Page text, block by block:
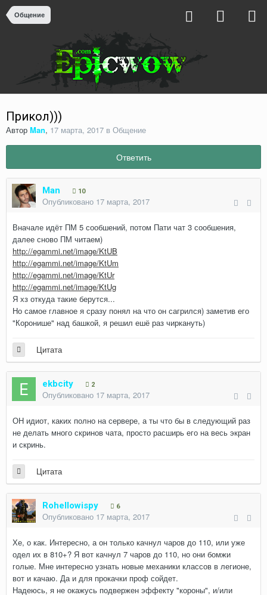
Общение
Прикол)))
Автор Man, 17 марта, 2017 в Общение
Ответить
Man 10
Опубликовано 17 марта, 2017
Вначале идёт ПМ 5 сообшений, потом Пати чат 3 сообшения,
далее сново ПМ читаем)
http://egammi.net/image/KtUB
http://egammi.net/image/KtUm
http://egammi.net/image/KtUr
http://egammi.net/image/KtUg
Я хз откуда такие берутся...
Но самое главное я сразу понял на что он сагрился) заметив его
"Коронише" над башкой, я решил ешё раз чиркануть)
Цитата
ekbcity 2
Опубликовано 17 марта, 2017
ОН идиот, каких полно на сервере, а ты что бы в следующий раз
не делать много скринов чата, просто расширь его на весь экран
и скринь.
Цитата
Rohellowispy 6
Опубликовано 17 марта, 2017
Хе, о как. Интересно, а он только качнул чаров до 110, или уже
одел их в 810+? Я вот качнул 7 чаров до 110, но они бомжи
голые. Мне интересно узнать новые механики классов в легионе,
вот и качаю. Да и для прокачки проф сойдет.
Надеюсь, я не окажусь подвержен эффекту "короны", и/или